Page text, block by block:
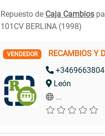
Repuesto de Caja Cambios
101CV BERLINA (1998)
VENDEDOR
RECAMBIOS Y
León
...